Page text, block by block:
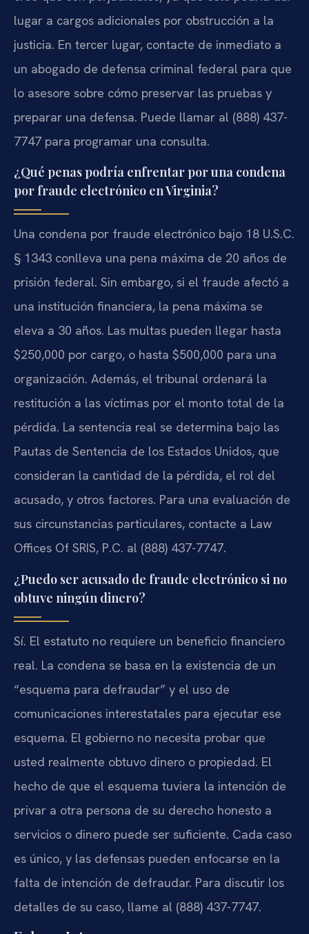
lugar a cargos adicionales por obstrucción a la
justicia. En tercer lugar, contacte de inmediato a
un abogado de defensa criminal federal para que
lo asesore sobre cómo preservar las pruebas y
preparar una defensa. Puede llamar al (888) 437-
7747 para programar una consulta.
¿Qué penas podría enfrentar por una condena
por fraude electrónico en Virginia?
Una condena por fraude electrónico bajo 18 U.S.C.
§ 1343 conlleva una pena máxima de 20 años de
prisión federal. Sin embargo, si el fraude afectó a
una institución financiera, la pena máxima se
eleva a 30 años. Las multas pueden llegar hasta
$250,000 por cargo, o hasta $500,000 para una
organización. Además, el tribunal ordenará la
restitución a las víctimas por el monto total de la
pérdida. La sentencia real se determina bajo las
Pautas de Sentencia de los Estados Unidos, que
consideran la cantidad de la pérdida, el rol del
acusado, y otros factores. Para una evaluación de
sus circunstancias particulares, contacte a Law
Offices Of SRIS, P.C. al (888) 437-7747.
¿Puedo ser acusado de fraude electrónico si no
obtuve ningún dinero?
Sí. El estatuto no requiere un beneficio financiero
real. La condena se basa en la existencia de un
“esquema para defraudar” y el uso de
comunicaciones interestatales para ejecutar ese
esquema. El gobierno no necesita probar que
usted realmente obtuvo dinero o propiedad. El
hecho de que el esquema tuviera la intención de
privar a otra persona de su derecho honesto a
servicios o dinero puede ser suficiente. Cada caso
es único, y las defensas pueden enfocarse en la
falta de intención de defraudar. Para discutir los
detalles de su caso, llame al (888) 437-7747.